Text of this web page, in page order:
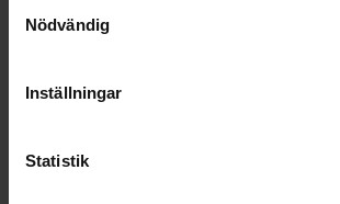
Nödvändig
Inställningar
Statistik